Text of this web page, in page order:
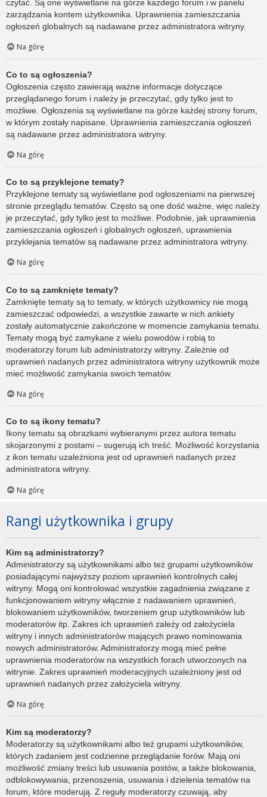
czytać. Są one wyświetlane na górze każdego forum i w panelu
zarządzania kontem użytkownika. Uprawnienia zamieszczania
ogłoszeń globalnych są nadawane przez administratora witryny.
Na górę
Co to są ogłoszenia?
Ogłoszenia często zawierają ważne informacje dotyczące
przeglądanego forum i należy je przeczytać, gdy tylko jest to
możliwe. Ogłoszenia są wyświetlane na górze każdej strony forum,
w którym zostały napisane. Uprawnienia zamieszczania ogłoszeń
są nadawane przez administratora witryny.
Na górę
Co to są przyklejone tematy?
Przyklejone tematy są wyświetlane pod ogłoszeniami na pierwszej
stronie przeglądu tematów. Często są one dość ważne, więc należy
je przeczytać, gdy tylko jest to możliwe. Podobnie, jak uprawnienia
zamieszczania ogłoszeń i globalnych ogłoszeń, uprawnienia
przyklejania tematów są nadawane przez administratora witryny.
Na górę
Co to są zamknięte tematy?
Zamknięte tematy są to tematy, w których użytkownicy nie mogą
zamieszczać odpowiedzi, a wszystkie zawarte w nich ankiety
zostały automatycznie zakończone w momencie zamykania tematu.
Tematy mogą być zamykane z wielu powodów i robią to
moderatorzy forum lub administratorzy witryny. Zależnie od
uprawnień nadanych przez administratora witryny użytkownik może
mieć możliwość zamykania swoich tematów.
Na górę
Co to są ikony tematu?
Ikony tematu są obrazkami wybieranymi przez autora tematu
skojarzonymi z postami – sugerują ich treść. Możliwość korzystania
z ikon tematu uzależniona jest od uprawnień nadanych przez
administratora witryny.
Na górę
Rangi użytkownika i grupy
Kim są administratorzy?
Administratorzy są użytkownikami albo też grupami użytkowników
posiadającymi najwyższy poziom uprawnień kontrolnych całej
witryny. Mogą oni kontrolować wszystkie zagadnienia związane z
funkcjonowaniem witryny włącznie z nadawaniem uprawnień,
blokowaniem użytkowników, tworzeniem grup użytkowników lub
moderatorów itp. Zakres ich uprawnień zależy od założyciela
witryny i innych administratorów mających prawo nominowania
nowych administratorów. Administratorzy mogą mieć pełne
uprawnienia moderatorów na wszystkich forach utworzonych na
witrynie. Zakres uprawnień moderacyjnych uzależniony jest od
uprawnień nadanych przez założyciela witryny.
Na górę
Kim są moderatorzy?
Moderatorzy są użytkownikami albo też grupami użytkowników,
których zadaniem jest codzienne przeglądanie forów. Mają oni
możliwość zmiany treści lub usuwania postów, a także blokowania,
odblokowywania, przenoszenia, usuwania i dzielenia tematów na
forum, które moderują. Z reguły moderatorzy czuwają, aby